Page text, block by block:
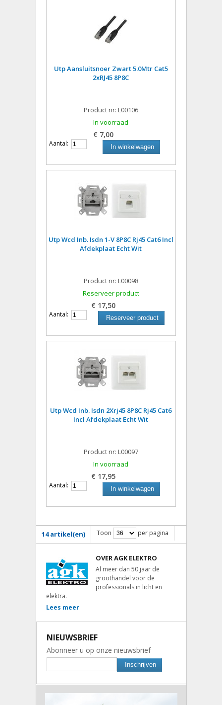
Utp Aansluitsnoer Zwart 5.0Mtr Cat5
2xRJ45 8P8C
Product nr: L00106
In voorraad
€ 7,00
Aantal: In winkelwagen
Utp Wcd Inb. Isdn 1-V 8P8C Rj45 Cat6 Incl
Afdekplaat Echt Wit
Product nr: L00098
Reserveer product
€ 17,50
Aantal: Reserveer product
Utp Wcd Inb. Isdn 2Xrj45 8P8C Rj45 Cat6
Incl Afdekplaat Echt Wit
Product nr: L00097
In voorraad
€ 17,95
Aantal: In winkelwagen
14 artikel(en) Toon per pagina
OVER AGK ELEKTRO
Al meer dan 50 jaar de
groothandel voor de
professionals in licht en
elektra.
Lees meer
NIEUWSBRIEF
Abonneer u op onze nieuwsbrief
Inschrijven